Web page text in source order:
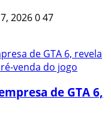
2026047
de GTA 6,